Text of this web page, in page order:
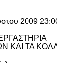
2009
ΚΑΙ ΤΑ